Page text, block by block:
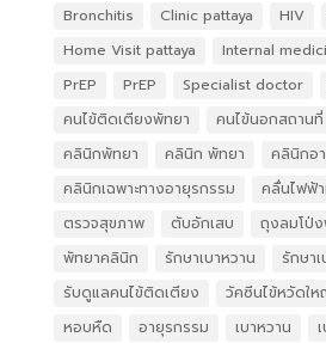
Bronchitis Clinic pattaya HIV
Home Visit pattaya
Internal
PrEP
PrEP Specialist doctor
คนไข้ติดเตียงพัทยา
คนไข้นอกสถานที่
คลินิกพัทยา
คลินิก พัทยา
คลินิกอ
คลินิกเฉพาะทางอายุรกรรม
คลื่นไฟฟ้า
ตรวจสุขภาพ
ตับอักเสบ ถุงลมโป่
พัทยาคลินิก
รักษาเบาหวาน
รักษา
รับดูแลคนไข้ติดเตียง
วัคซีนไข้หวัดใ
หอบหืด
อายุรกรรม เบาหวาน